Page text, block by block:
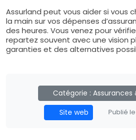
Assurland peut vous aider si vous
la main sur vos dépenses
des heures. Vous venez pour
repartez souvent avec une vision
garanties et des alternatives
Catégorie :Assurances
Site web
Publié le